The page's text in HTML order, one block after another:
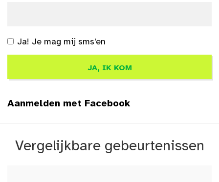
Ja! Je mag mij sms'en
Aanmelden met Facebook
Vergelijkbare gebeurtenissen